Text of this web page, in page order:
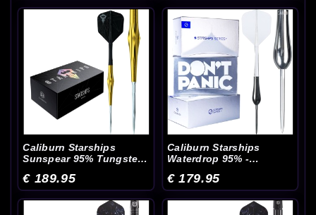
Caliburn Starships
Sunspear 95% Tungsten
€ 189.95
Caliburn Starships
Waterdrop 95% -
€ 179.95